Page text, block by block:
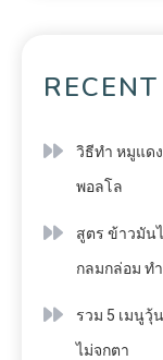
วิธีทำ หมูแด
พอลโล
สูตร ข้าวมัน
กลมกล่อม ท
รวม 5 เมนูวุ้
ไม่จกตา